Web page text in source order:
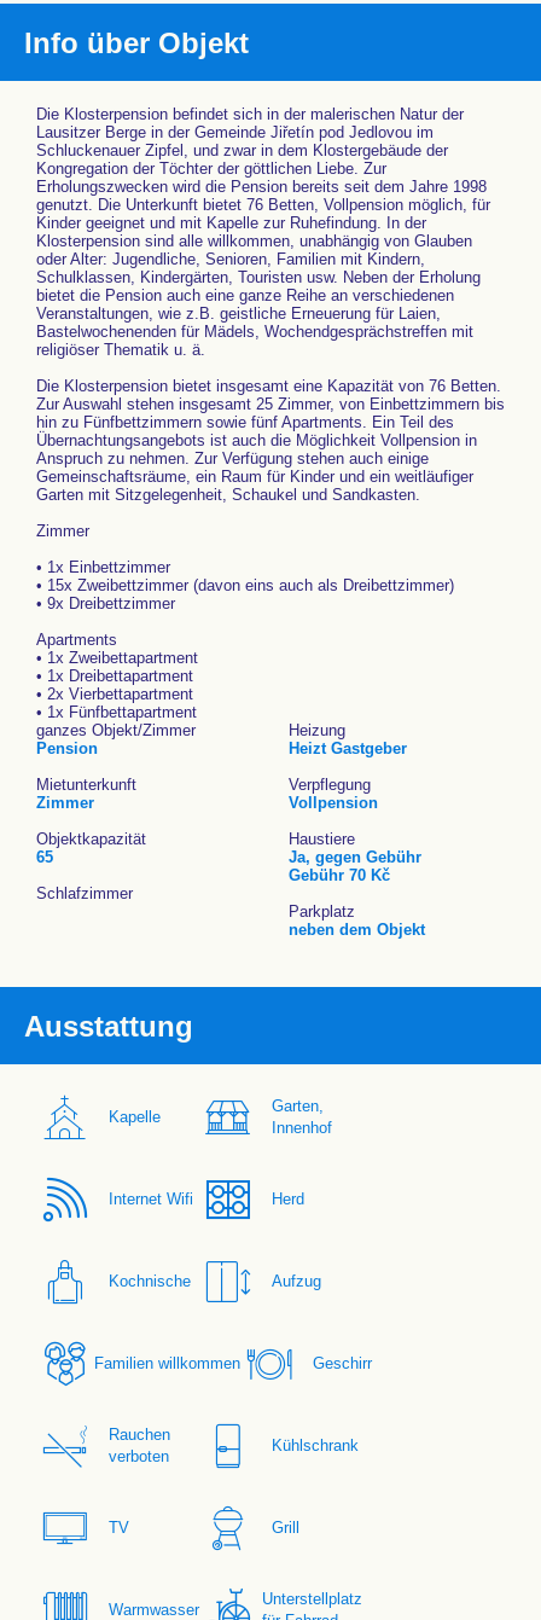
Info über Objekt
Die Klosterpension befindet sich in der malerischen Natur der
Lausitzer Berge in der Gemeinde Jiřetín pod Jedlovou im
Schluckenauer Zipfel, und zwar in dem Klostergebäude der
Kongregation der Töchter der göttlichen Liebe. Zur
Erholungszwecken wird die Pension bereits seit dem Jahre 1998
genutzt. Die Unterkunft bietet 76 Betten, Vollpension möglich, für
Kinder geeignet und mit Kapelle zur Ruhefindung. In der
Klosterpension sind alle willkommen, unabhängig von Glauben
oder Alter: Jugendliche, Senioren, Familien mit Kindern,
Schulklassen, Kindergärten, Touristen usw. Neben der Erholung
bietet die Pension auch eine ganze Reihe an verschiedenen
Veranstaltungen, wie z.B. geistliche Erneuerung für Laien,
Bastelwochenenden für Mädels, Wochendgesprächstreffen mit
religiöser Thematik u. ä.
Die Klosterpension bietet insgesamt eine Kapazität von 76 Betten.
Zur Auswahl stehen insgesamt 25 Zimmer, von Einbettzimmern bis
hin zu Fünfbettzimmern sowie fünf Apartments. Ein Teil des
Übernachtungsangebots ist auch die Möglichkeit Vollpension in
Anspruch zu nehmen. Zur Verfügung stehen auch einige
Gemeinschaftsräume, ein Raum für Kinder und ein weitläufiger
Garten mit Sitzgelegenheit, Schaukel und Sandkasten.
Zimmer
• 1x Einbettzimmer
• 15x Zweibettzimmer (davon eins auch als Dreibettzimmer)
• 9x Dreibettzimmer
Apartments
• 1x Zweibettapartment
• 1x Dreibettapartment
• 2x Vierbettapartment
• 1x Fünfbettapartment
ganzes Objekt/Zimmer
Pension
Mietunterkunft
Zimmer
Objektkapazität
65
Schlafzimmer
Heizung
Heizt Gastgeber
Verpflegung
Vollpension
Haustiere
Ja, gegen Gebühr
Gebühr 70 Kč
Parkplatz
neben dem Objekt
Ausstattung
Kapelle
Garten,
Innenhof
Internet Wifi Herd
Kochnische Aufzug
Familien willkommen Geschirr
Rauchen
verboten
Kühlschrank
TV Grill
Warmwasser
Unterstellplatz